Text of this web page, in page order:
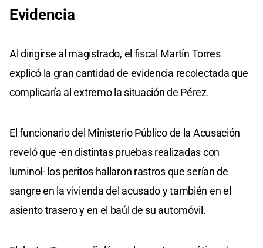
Evidencia
Al dirigirse al magistrado, el fiscal Martín Torres
explicó la gran cantidad de evidencia recolectada que
complicaría al extremo la situación de Pérez.
El funcionario del Ministerio Público de la Acusación
reveló que -en distintas pruebas realizadas con
luminol- los peritos hallaron rastros que serían de
sangre en la vivienda del acusado y también en el
asiento trasero y en el baúl de su automóvil.